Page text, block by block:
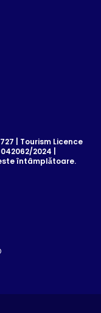
| Tourism Licence
2024 |
întâmplătoare.